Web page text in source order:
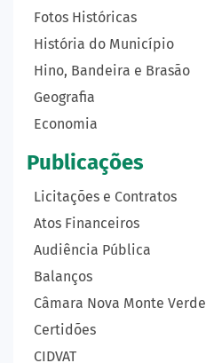
Fotos Históricas
História do Município
Hino, Bandeira e Brasão
Geografia
Economia
Publicações
Licitações e Contratos
Atos Financeiros
Audiência Pública
Balanços
Câmara Nova Monte Verde
Certidões
CIDVAT